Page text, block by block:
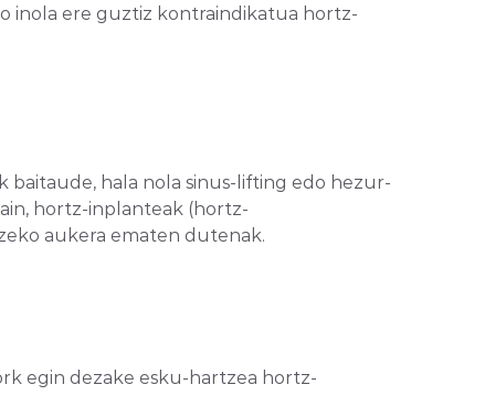
inola ere guztiz kontraindikatua hortz-
hala nola sinus-lifting edo hezur-
hortz-inplanteak (hortz-
aukera ematen dutenak.
egin dezake esku-hartzea hortz-